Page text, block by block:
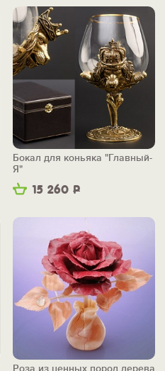
15 260 Р
Бокал для коньяка "Главный-
Я"